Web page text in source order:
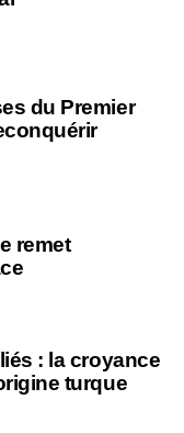
du Premier
remet
: la croyance
turque